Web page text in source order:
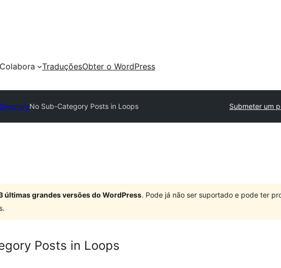
Colabora TraduçõesObter o WordPress
No Sub-Category Posts in Loops Submeter um
últimas grandes versões do WordPress. Pode já não ser suportado e pode ter
Posts in Loops